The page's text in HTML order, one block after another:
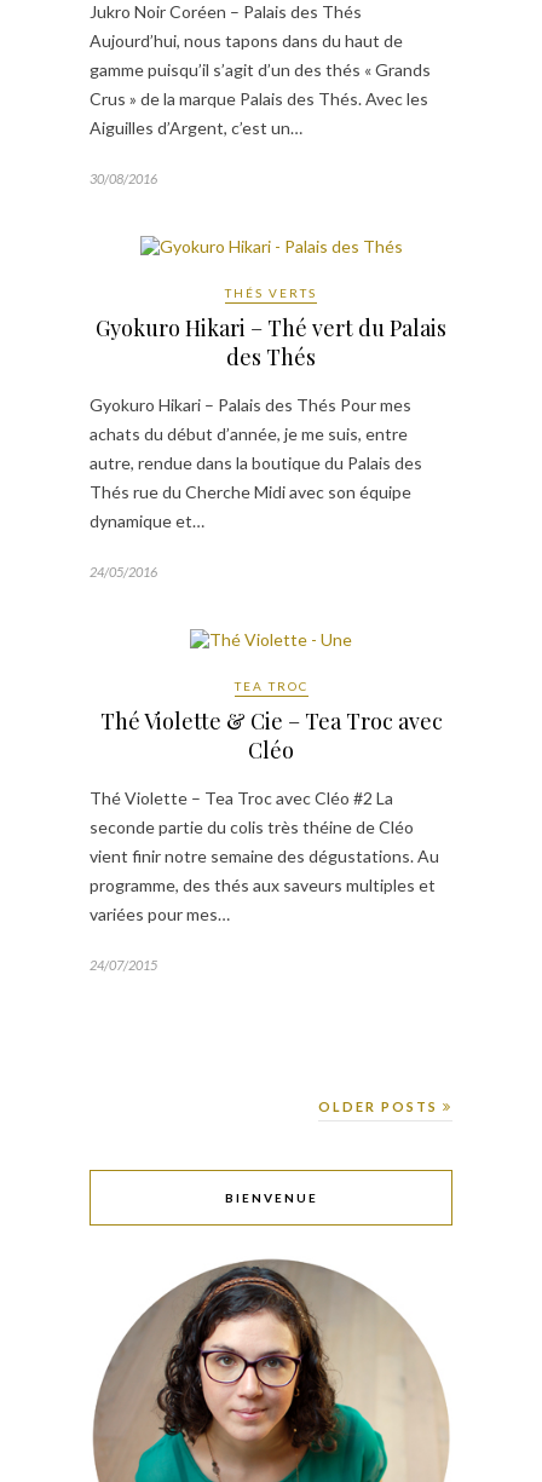
Jukro Noir Coréen – Palais des Thés
Aujourd’hui, nous tapons dans du haut de
gamme puisqu’il s’agit d’un des thés « Grands
Crus » de la marque Palais des Thés. Avec les
Aiguilles d’Argent, c’est un…
30/08/2016
THÉS VERTS
Gyokuro Hikari – Thé vert du Palais
des Thés
Gyokuro Hikari – Palais des Thés Pour mes
achats du début d’année, je me suis, entre
autre, rendue dans la boutique du Palais des
Thés rue du Cherche Midi avec son équipe
dynamique et…
24/05/2016
TEA TROC
Thé Violette & Cie – Tea Troc avec
Cléo
Thé Violette – Tea Troc avec Cléo #2 La
seconde partie du colis très théine de Cléo
vient finir notre semaine des dégustations. Au
programme, des thés aux saveurs multiples et
variées pour mes…
24/07/2015
OLDER POSTS
BIENVENUE